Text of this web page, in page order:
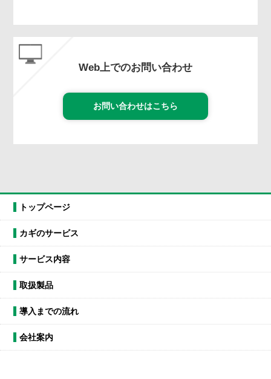
Web上でのお問い合わせ
お問い合わせはこちら
トップページ
カギのサービス
サービス内容
取扱製品
導入までの流れ
会社案内